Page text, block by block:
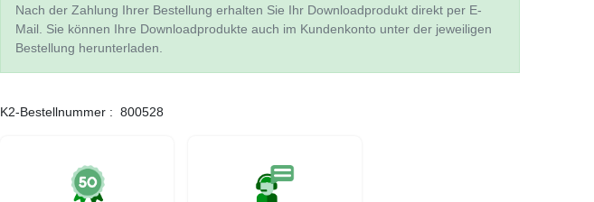
Nach der Zahlung Ihrer Bestellung erhalten Sie Ihr Downloadprodukt direkt per E-
Mail. Sie können Ihre Downloadprodukte auch im Kundenkonto unter der jeweiligen
Bestellung herunterladen.
K2-Bestellnummer : 800528